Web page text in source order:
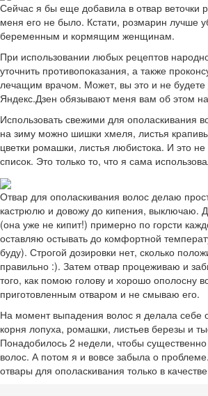
Сейчас я бы еще добавила в отвар веточки
меня его не было. Кстати, розмарин лучше
беременным и кормящим женщинам.
При использовании любых рецептов
уточнить противопоказания, а также
лечащим врачом. Может, вы это и не будете
Яндекс.Дзен обязывают меня вам об этом
Использовать свежими для ополаскивания
на зиму можно шишки хмеля, листья
цветки ромашки, листья любистока. И это
список. Это только то, что я сама
Отвар для ополаскивания волос делаю
кастрюлю и довожу до кипения, выключаю.
(она уже не кипит!) примерно по горсти
оставляю остывать до комфортной
буду). Строгой дозировки нет, сколько
правильно :). Затем отвар процеживаю и
того, как помою голову и хорошо ополосну
приготовленным отваром и не смываю его.
На момент выпадения волос я делала себе
корня лопуха, ромашки, листьев березы и
Понадобилось 2 недели, чтобы
волос. А потом я и вовсе забыла о
отвары для ополаскивания только в